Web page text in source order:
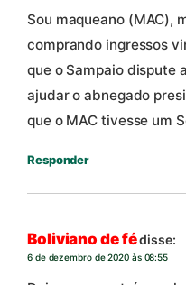
Sou maqueano (MAC),
comprando ingressos
que o Sampaio dispute
ajudar o abnegado
que o MAC tivesse um
Responder
Boliviano de fédisse:
6 de dezembro de 2020 às 08:55